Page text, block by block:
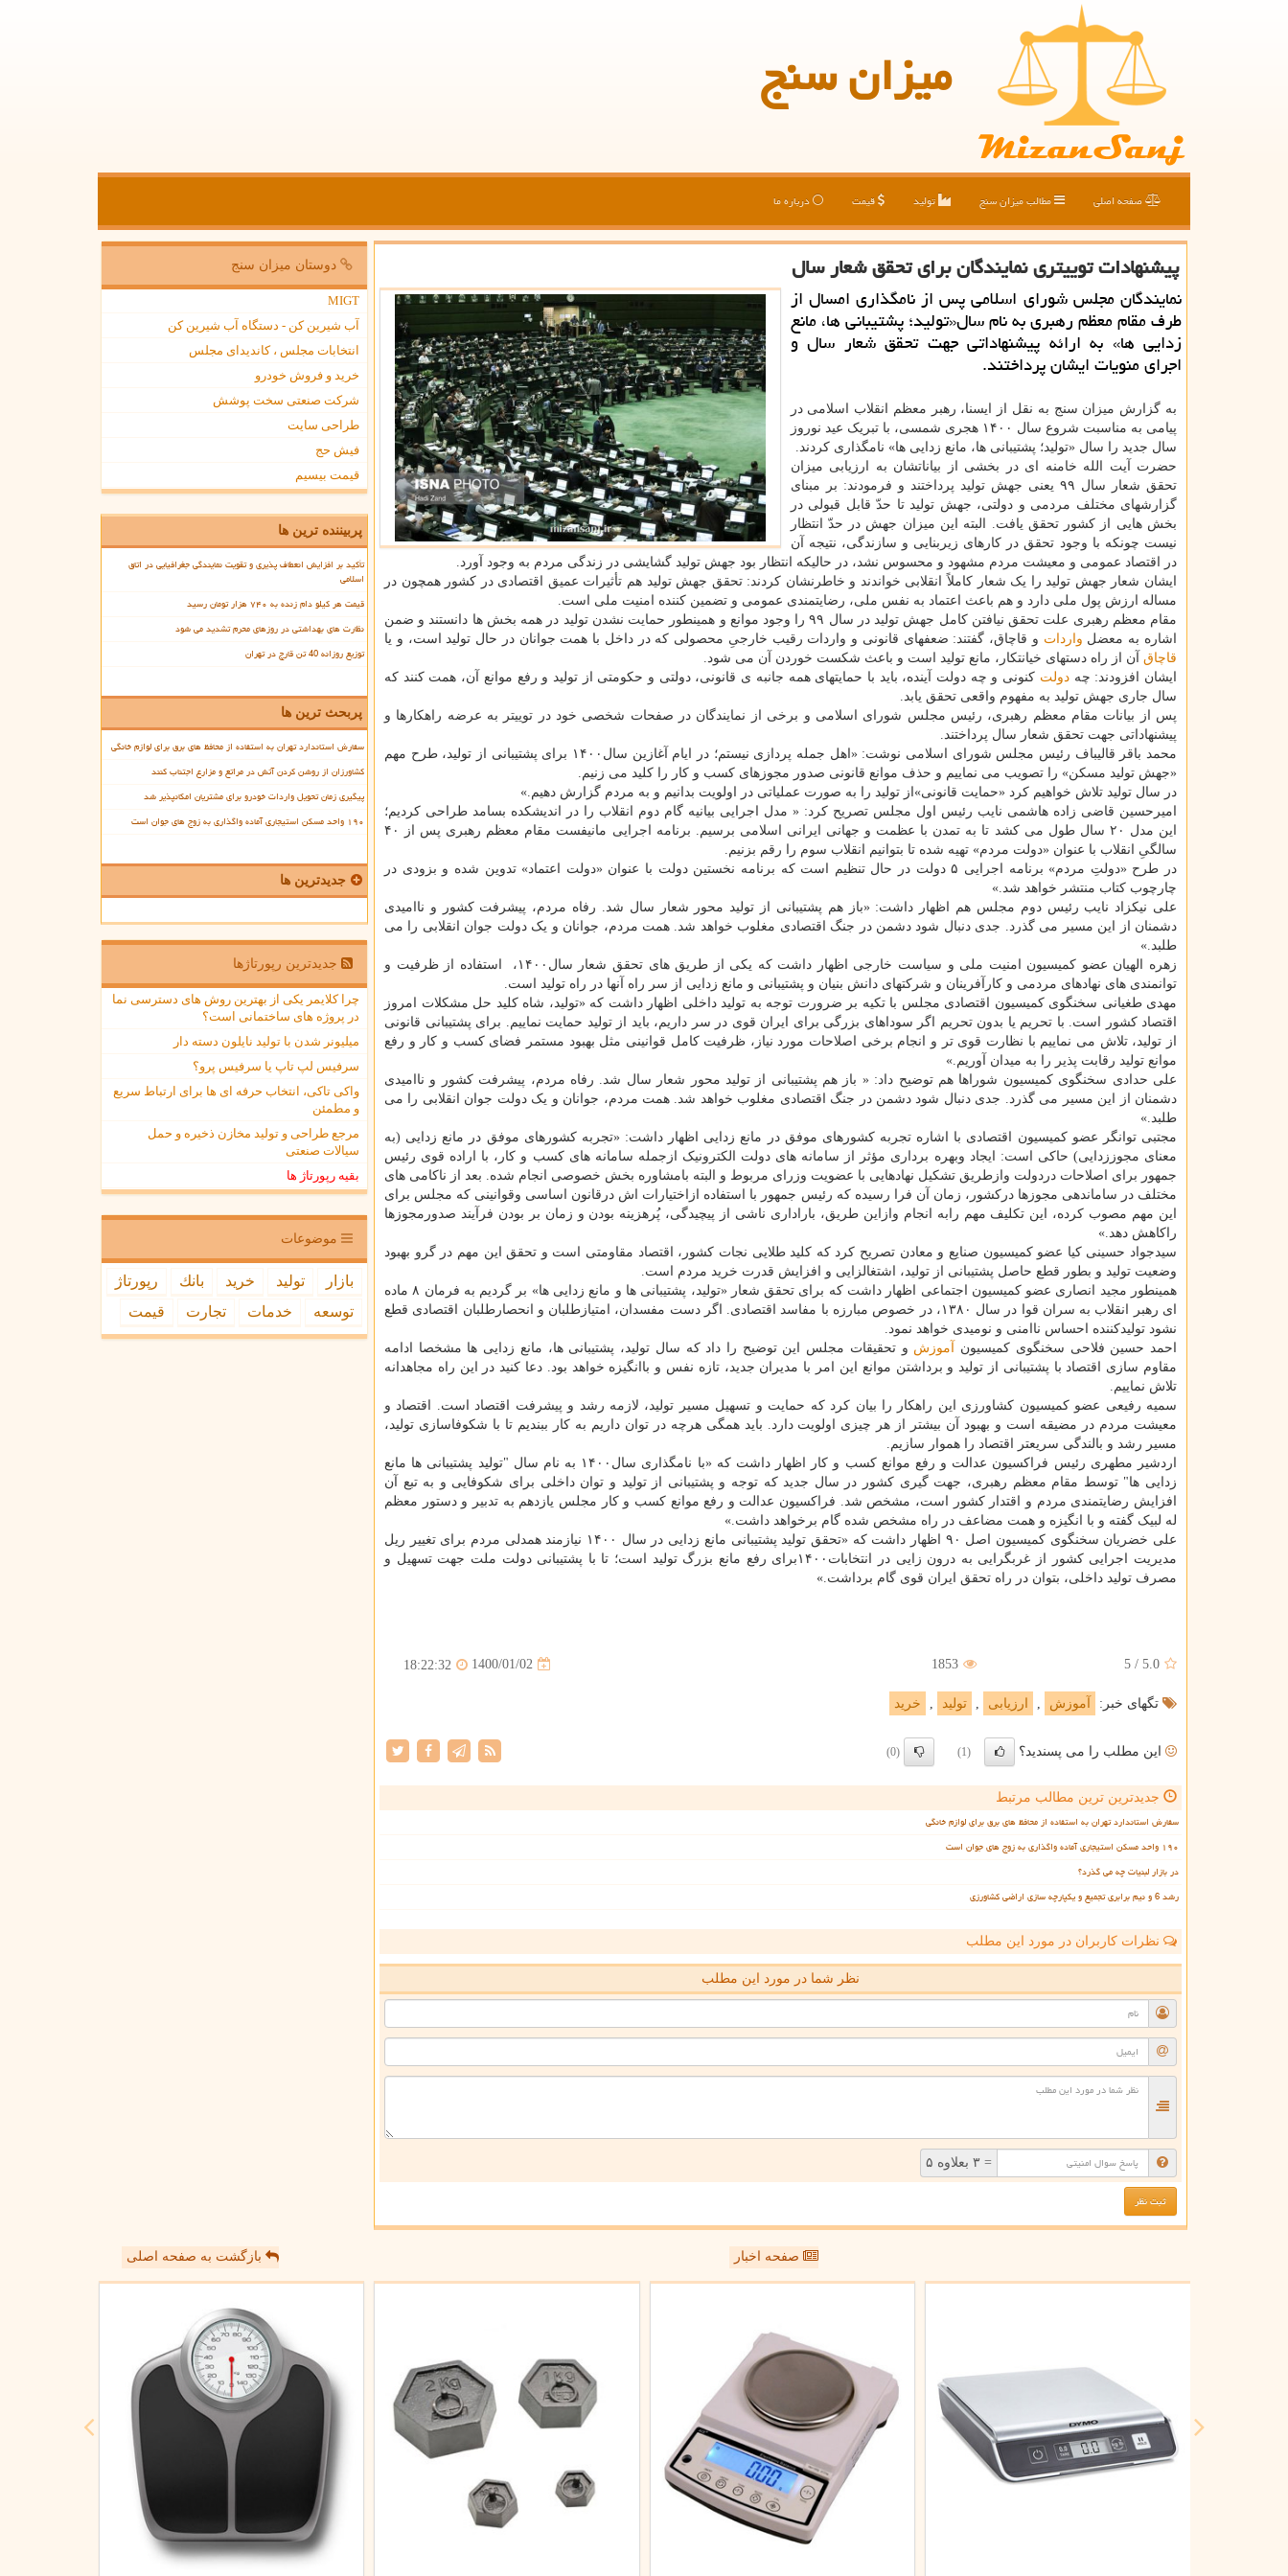
میزان سنج
صفحه اصلی مطالب میزان سنج تولید قیمت درباره ما
پیشنهادات توییتری نمایندگان برای تحقق شعار سال
نمایندگان مجلس شورای اسلامی پس از نامگذاری امسال از
طرف مقام معظم رهبری به نام سال«تولید؛ پشتیبانی ها، مانع
زدایی ها» به ارائه پیشنهاداتی جهت تحقق شعار سال و
اجرای منویات ایشان پرداختند.
به گزارش میزان سنج به نقل از ایسنا، رهبر معظم انقلاب اسلامی در
پیامی به مناسبت شروع سال ۱۴۰۰ هجری شمسی، با تبریک عید نوروز
سال جدید را سال «تولید؛ پشتیبانی ها، مانع زدایی ها» نامگذاری کردند.
حضرت آیت الله خامنه ای در بخشی از بیاناتشان به ارزیابی میزان
تحقق شعار سال ۹۹ یعنی جهش تولید پرداختند و فرمودند: بر مبنای
گزارشهای مختلف مردمی و دولتی، جهش تولید تا حدّ قابل قبولی در
بخش هایی از کشور تحقق یافت. البته این میزان جهش در حدّ انتظار
نیست چونکه با وجود تحقق در کارهای زیربنایی و سازندگی، نتیجه آن
در اقتصاد عمومی و معیشت مردم مشهود و محسوس نشد، در حالیکه انتظار بود جهش تولید گشایشی در زندگی مردم به وجود آورد.
ایشان شعار جهش تولید را یک شعار کاملاً انقلابی خواندند و خاطرنشان کردند: تحقق جهش تولید هم تأثیرات عمیق اقتصادی در کشور همچون در
مساله ارزش پول ملی دارد و هم باعث اعتماد به نفس ملی، رضایتمندی عمومی و تضمین کننده امنیت ملی است.
مقام معظم رهبری علت تحقق نیافتن کامل جهش تولید در سال ۹۹ را وجود موانع و همینطور حمایت نشدن تولید در همه بخش ها دانستند و ضمن
اشاره به معضل واردات و قاچاق، گفتند: ضعفهای قانونی و واردات رقیب خارجیِ محصولی که در داخل با همت جوانان در حال تولید است، و یا
قاچاق آن از راه دستهای خیانتکار، مانع تولید است و باعث شکست خوردن آن می شود.
ایشان افزودند: چهدولت کنونی و چه دولت آینده، باید با حمایتهای همه جانبه ی قانونی، دولتی و حکومتی از تولید و رفع موانع آن، همت کنند که
سال جاری جهش تولید به مفهوم واقعی تحقق یابد.
پس از بیانات مقام معظم رهبری، رئیس مجلس شورای اسلامی و برخی از نمایندگان در صفحات شخصی خود در توییتر به عرضه راهکارها و
پیشنهاداتی جهت تحقق شعار سال پرداختند.
محمد باقر قالیباف رئیس مجلس شورای اسلامی نوشت: «‏اهل جمله پردازی نیستم؛ در ایام آغازین سال۱۴۰۰ برای پشتیبانی از تولید، طرح مهم
«جهش تولید مسکن» را تصویب می نماییم و حذف موانع قانونی صدور مجوزهای کسب و کار را کلید می زنیم.
در ‎سال تولید تلاش خواهیم کرد «حمایت قانونی»از تولید را به صورت عملیاتی در اولویت بدانیم و به مردم گزارش دهیم.»
امیرحسین قاضی زاده هاشمی نایب رئیس اول مجلس تصریح کرد: « مدل اجرایی بیانیه گام دوم انقلاب را در اندیشکده بسامد طراحی کردیم؛
این مدل ۲۰ سال طول می کشد تا به تمدن با عظمت و جهانی ایرانی اسلامی برسیم. برنامه اجرایی مانیفست مقام معظم رهبری پس از ۴۰
سالگیِ انقلاب با عنوان «دولت مردم» تهیه شده تا بتوانیم انقلاب سوم را رقم بزنیم.
‏در طرح «دولتِ مردم» برنامه اجرایی ۵ دولت در حال تنظیم است که برنامه نخستین دولت با عنوان «دولت اعتماد» تدوین شده و بزودی در
چارچوب کتاب منتشر خواهد شد.»
علی نیکزاد نایب رئیس دوم مجلس هم اظهار داشت: «‏باز هم پشتیبانی از تولید محور شعار سال شد. رفاه مردم، پیشرفت کشور و ناامیدی
دشمنان از این مسیر می گذرد. جدی دنبال شود دشمن در جنگ اقتصادی مغلوب خواهد شد. همت مردم، جوانان و یک دولت جوان انقلابی را می
طلبد.»
زهره الهیان عضو کمیسیون امنیت ملی و سیاست خارجی اظهار داشت که یکی از طریق های تحقق شعار سال۱۴۰۰، ‏ استفاده از ظرفیت و
توانمندی های نهادهای مردمی و کارآفرینان و شرکتهای دانش بنیان و پشتیبانی و مانع زدایی از سر راه آنها در راه تولید است.
مهدی طغیانی سخنگوی کمیسیون اقتصادی مجلس با تکیه بر ضرورت توجه به تولید داخلی اظهار داشت که «تولید، شاه کلید حل مشکلات امروز
اقتصاد کشور است. با تحریم یا بدون تحریم اگر سوداهای بزرگی برای ‫ایران قوی در سر داریم، باید از تولید حمایت نماییم. برای پشتیبانی قانونی
از تولید، تلاش می نماییم با نظارت قوی تر و انجام برخی اصلاحات مورد نیاز، ظرفیت کامل قوانینی مثل بهبود مستمر فضای کسب و کار و رفع
موانع تولید رقابت پذیر را به میدان آوریم.»
علی حدادی سخنگوی کمیسیون شوراها هم توضیح داد: « باز هم پشتیبانی از تولید محور شعار سال شد. رفاه مردم، پیشرفت کشور و ناامیدی
دشمنان از این مسیر می گذرد. جدی دنبال شود دشمن در جنگ اقتصادی مغلوب خواهد شد. همت مردم، جوانان و یک دولت جوان انقلابی را می
طلبد.»
مجتبی توانگر عضو کمیسیون اقتصادی با اشاره تجربه کشورهای موفق در مانع زدایی اظهار داشت: «تجربه کشورهای موفق در مانع زدایی (به
معنای مجوززدایی) حاکی است: ایجاد وبهره برداری مؤثر از سامانه های دولت الکترونیک ازجمله سامانه های کسب و کار، با اراده قوی رئیس
جمهور برای اصلاحات دردولت وازطریق تشکیل نهادهایی با عضویت وزرای مربوط و البته بامشاوره بخش خصوصی انجام شده. بعد از ناکامی های
مختلف در ساماندهی مجوزها درکشور، زمان آن فرا رسیده که رئیس جمهور با استفاده ازاختیارات اش درقانون اساسی وقوانینی که مجلس برای
این مهم مصوب کرده، این تکلیف مهم رابه انجام وازاین طریق، باراداری ناشی از پیچیدگی، پُرهزینه بودن و زمان بر بودن فرآیند صدورمجوزها
راکاهش دهد.»
سیدجواد حسینی کیا عضو کمیسیون صنایع و معادن تصریح کرد که کلید طلایی نجات کشور، اقتصاد مقاومتی است و تحقق این مهم در گرو بهبود
وضعیت تولید و بطور قطع حاصل پشتیبانی از تولید، اشتغالزایی و افزایش قدرت خرید مردم است.
همینطور مجید انصاری عضو کمیسیون اجتماعی اظهار داشت که برای تحقق شعار «تولید، پشتیبانی ها و مانع زدایی ها» بر گردیم به فرمان ۸ ماده
ای رهبر انقلاب به سران قوا در سال ۱۳۸۰، در خصوص مبارزه با مفاسد اقتصادی. اگر دست مفسدان، امتیازطلبان و انحصارطلبان اقتصادی قطع
نشود تولیدکننده احساس ناامنی و نومیدی خواهد نمود.
احمد حسین فلاحی سخنگوی کمیسیون
آموزش و تحقیقات مجلس این توضیح را داد که سال تولید، پشتیبانی ها، مانع زدایی ها مشخصا ادامه
مقاوم سازی اقتصاد با پشتیبانی از تولید و برداشتن موانع این امر با مدیران جدید، تازه نفس و باانگیزه خواهد بود. ‏دعا کنید در این راه مجاهدانه
تلاش نماییم.
سمیه رفیعی عضو کمیسیون کشاورزی این راهکار را بیان کرد که حمایت و تسهیل مسیر تولید، لازمه رشد و پیشرفت اقتصاد است. اقتصاد و
معیشت مردم در مضیقه است و بهبود آن بیشتر از هر چیزی اولویت دارد. باید همگی هرچه در توان داریم به کار ببندیم تا با شکوفاسازی تولید،
مسیر رشد و بالندگی سریعتر اقتصاد را هموار سازیم.
اردشیر مطهری رئیس فراکسیون عدالت و رفع موانع کسب و کار اظهار داشت که «با نامگذاری سال۱۴۰۰ به نام سال "تولید پشتیبانی ها مانع
زدایی ها" توسط مقام معظم رهبری، جهت گیری کشور در سال جدید که توجه و پشتیبانی از تولید و توان داخلی برای شکوفایی و به تبع آن
افزایش رضایتمندی مردم و اقتدار کشور است، مشخص شد. فراکسیون عدالت و رفع موانع کسب و کار مجلس یازدهم به تدبیر و دستور معظم
له لبیک گفته و با انگیزه و همت مضاعف در راه مشخص شده گام برخواهد داشت.»
علی خضریان سخنگوی کمیسیون اصل ۹۰ اظهار داشت که «تحقق تولید پشتیبانی مانع زدایی در سال ۱۴۰۰ نیازمند همدلی مردم برای تغییر ریل
مدیریت اجرایی کشور از غربگرایی به درون زایی در انتخابات۱۴۰۰برای رفع مانع بزرگ تولید است؛ تا با پشتیبانی دولت ملت جهت تسهیل و
مصرف تولید داخلی، بتوان در راه تحقق ایران قوی گام برداشت.»
5.0
/
5
1853
1400/01/02
18:22:32
تگهای خبر: آموزش ارزیابی تولید خرید
این مطلب را می پسندید؟ (1)
(0)
جدیدترین ترین مطالب مرتبط
سفارش استاندارد تهران به استفاده از محافظ های برق برای لوازم خانگی
۱۹۰ واحد مسکن استیجاری آماده واگذاری به زوج های جوان است
در بازار لبنیات چه می گذرد؟
رشد 6 و نیم برابری تجمیع و یکپارچه سازی اراضی کشاورزی
نظرات کاربران در مورد این مطلب
نظر شما در مورد این مطلب
= ۳ بعلاوه ۵
دوستان میزان سنج
MIGT
آب شیرین کن - دستگاه آب شیرین کن
انتخابات مجلس ، کاندیدای مجلس
خرید و فروش خودرو
شرکت صنعتی سخت پوشش
طراحی سایت
فیش حج
قیمت بیسیم
پربیننده ترین ها
تأکید بر افزایش انعطاف پذیری و تقویت نمایندگی جغرافیایی در اتاق
اسلامی
قیمت هر کیلو دام زنده به ۷۴۰ هزار تومان رسید
نظارت های بهداشتی در روزهای محرم تشدید می شود
توزیع روزانه 40 تن قارچ در تهران
پربحث ترین ها
سفارش استاندارد تهران به استفاده از محافظ های برق برای لوازم خانگی
کشاورزان از روشن کردن آتش در مراتع و مزارع اجتناب کنند
پیگیری زمان تحویل واردات خودرو برای مشتریان امکانپذیر شد
۱۹۰ واحد مسکن استیجاری آماده واگذاری به زوج های جوان است
جدیدترین ها
جدیدترین رپورتاژها
چرا کلایمر یکی از بهترین روش های دسترسی نما
در پروژه های ساختمانی است؟
میلیونر شدن با تولید نایلون دسته دار
سرفیس لپ تاپ یا سرفیس پرو؟
واکی تاکی، انتخاب حرفه ای ها برای ارتباط سریع
و مطمئن
مرجع طراحی و تولید مخازن ذخیره و حمل
سیالات صنعتی
بقیه رپورتاژ ها
موضوعات
بازار تولید خرید بانك
رپورتاژ
توسعه
خدمات تجارت قیمت
صفحه اخبار بازگشت به صفحه اصلی